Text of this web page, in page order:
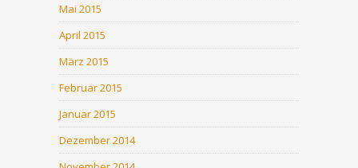
Mai 2015
April 2015
März 2015
Februar 2015
Januar 2015
Dezember 2014